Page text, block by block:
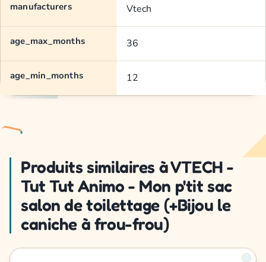
manufacturers Vtech
age_max_months 36
age_min_months 12
Produits similaires à VTECH -
Tut Tut Animo - Mon p'tit sac
salon de toilettage (+Bijou le
caniche à frou-frou)